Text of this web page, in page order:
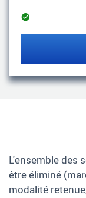
Service
L'ensemble des
être éliminé
modalité